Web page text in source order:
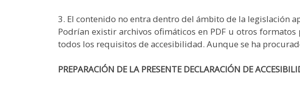
3. El contenido no entra dentro del ámbito de la legislación
Podrían existir archivos ofimáticos en PDF u otros
todos los requisitos de accesibilidad. Aunque se ha
PREPARACIÓN DE LA PRESENTE DECLARACIÓN DE